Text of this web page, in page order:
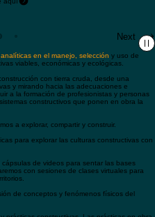
aquí
aquí
aquí
Next
en el manejo, selección
viables, económicas y ecológicas.
con tierra cruda, desde una
y mirando hacia las adecuaciones e
a la formación de profesionistas y personas
constructivos que ponen en obra la
a explorar, compartir y construir.
para explorar las culturas constructivas con